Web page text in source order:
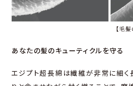
あなたの髪のキューティクルを守る
エジプト超長綿は繊維が非常に細く